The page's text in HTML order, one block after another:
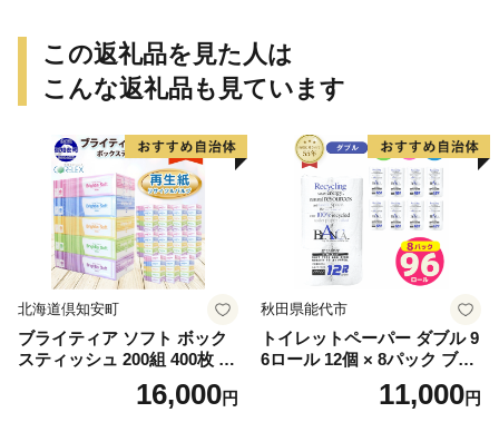
この返礼品を見た人は
こんな返礼品も見ています
北海道倶知安町
ブライティア ソフト ボック
スティッシュ 200組 400枚 60
箱 日本製 まとめ買い ティッ
シュ リサイクル 長持 防災 常
16,000円
秋田県能代市
トイレットペーパー ダブル 9
6ロール 12個 × 8パック ブラ
ンカ 再生紙 100％ 芯あり 日
用品 消耗品 無香料 生活用品
11,000円